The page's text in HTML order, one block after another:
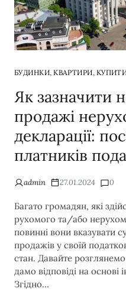
БУДИНКИ,КВАРТИРИ,
Як зазначити
продажі
декларації:
платників
admin 27.01.2024 0
Багато громадян, які
рухомого та/або
повинні вони вказувати
продажів у своїй
стан. Давайте
дамо відповіді на основі
Згідно…